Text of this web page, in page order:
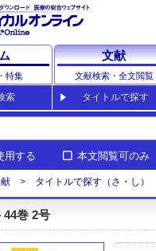
特集
文献
文献検索・全文閲覧
索 タイトルで探す
用する 本文閲覧可のみ
タイトルで探す（さ・し）
44巻 2号